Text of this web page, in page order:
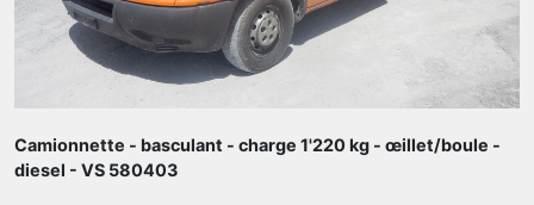
Camionnette - basculant - charge 1'220 kg - œillet/boule -
diesel - VS 580403